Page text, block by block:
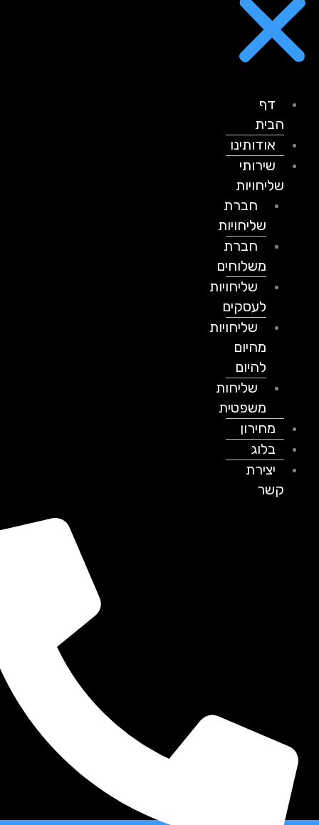
דף
הבית
אודותינו
שירותי
שליחויות
חברת
שליחויות
חברת
משלוחים
שליחויות
לעסקים
שליחויות
מהיום
להיום
שליחות
משפטית
מחירון
בלוג
יצירת
קשר